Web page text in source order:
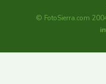
© FotoSierra.com